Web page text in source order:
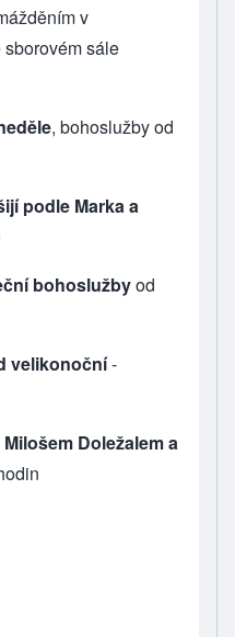
v
sále
, bohoslužby od
podle Marka a
bohoslužbyod
velikonoční-
Doležalem a